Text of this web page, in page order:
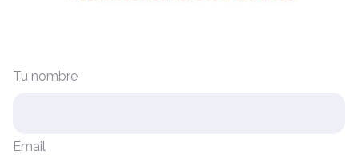
Tu nombre
Email